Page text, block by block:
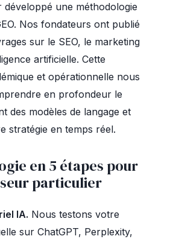
développé une méthodologie
Nos fondateurs ont publié
sur le SEO, le marketing
artificielle. Cette
et opérationnelle nous
en profondeur le
des modèles de langage et
stratégie en temps réel.
en 5 étapes pour
particulier
IA. Nous testons votre
sur ChatGPT, Perplexity,